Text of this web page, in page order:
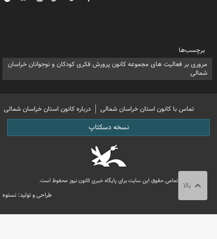
برچسب‌ها
مروری بر فعالیت های مجموعه کانون پرورش فکری کودکان و نوجوانان خراسان
شمالی
تماس با کانون استان خراسان شمالی درباره کانون استان خراسان شمالی
نسخه دسکتاپ
تمامی حقوق این سایت برای پایگاه خبری کانون نیوز محفوظ است.
طراحی و تولید: نستوه
بالا